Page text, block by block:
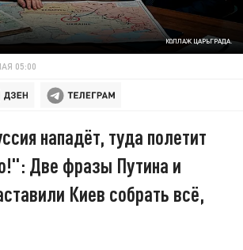
КОЛЛАЖ ЦАРЬГРАДА.
05:00
нападёт, туда полетит
Две фразы Путина и
Киев собрать всё,